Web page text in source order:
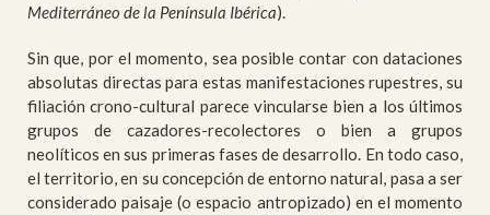
Mediterráneo de la Península Ibérica).
Sin que, por el momento, sea posible contar con dataciones
absolutas directas para estas manifestaciones rupestres, su
filiación crono-cultural parece vincularse bien a los últimos
grupos de cazadores-recolectores o bien a grupos
neolíticos en sus primeras fases de desarrollo. En todo caso,
el territorio, en su concepción de entorno natural, pasa a ser
considerado paisaje (o espacio antropizado) en el momento